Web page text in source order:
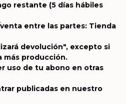
restante (5 días hábiles
entre las partes: Tienda
devolución", excepto si
más producción.
uso de tu abono en otras
publicadas en nuestro